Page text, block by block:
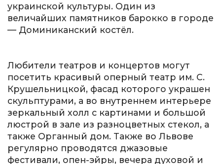
украинской культуры. Один из
величайших памятников барокко в городе
— Доминиканский костёл.
Любители театров и концертов могут
посетить красивый оперный театр им. С.
Крушельницкой, фасад которого украшен
скульптурами, а во внутреннем интерьере
зеркальный холл с картинами и большой
люстрой в зале из разноцветных стекол, а
также Органный дом. Также во Львове
регулярно проводятся джазовые
фестивали, опен-эйры, вечера духовой и